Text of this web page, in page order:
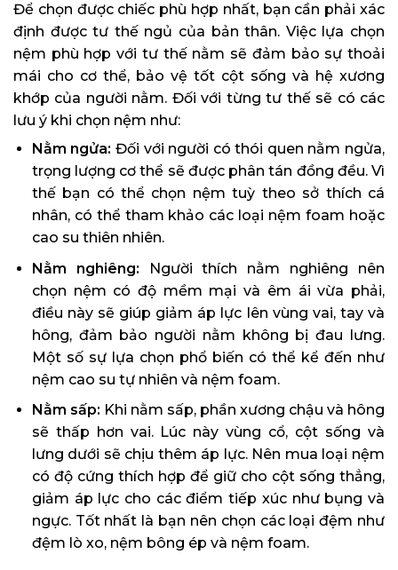
Để chọn được chiếc phù hợp nhất, bạn cần phải xác
định được tư thế ngủ của bản thân. Việc lựa chọn
nệm phù hợp với tư thế nằm sẽ đảm bảo sự thoải
mái cho cơ thể, bảo vệ tốt cột sống và hệ xương
khớp của người nằm. Đối với từng tư thế sẽ có các
lưu ý khi chọn nệm như:
Nằm ngửa: Đối với người có thói quen nằm ngửa,
trọng lượng cơ thể sẽ được phân tán đồng đều. Vì
thế bạn có thể chọn nệm tuỳ theo sở thích cá
nhân, có thể tham khảo các loại nệm foam hoặc
cao su thiên nhiên.
Nằm nghiêng: Người thích nằm nghiêng nên
chọn nệm có độ mềm mại và êm ái vừa phải,
điều này sẽ giúp giảm áp lực lên vùng vai, tay và
hông, đảm bảo người nằm không bị đau lưng.
Một số sự lựa chọn phổ biến có thể kể đến như
nệm cao su tự nhiên và nệm foam.
Nằm sấp: Khi nằm sấp, phần xương chậu và hông
sẽ thấp hơn vai. Lúc này vùng cổ, cột sống và
lưng dưới sẽ chịu thêm áp lực. Nên mua loại nệm
có độ cứng thích hợp để giữ cho cột sống thẳng,
giảm áp lực cho các điểm tiếp xúc như bụng và
ngực. Tốt nhất là bạn nên chọn các loại đệm như
đệm lò xo, nệm bông ép và nệm foam.